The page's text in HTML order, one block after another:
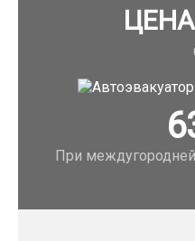
При междугородней